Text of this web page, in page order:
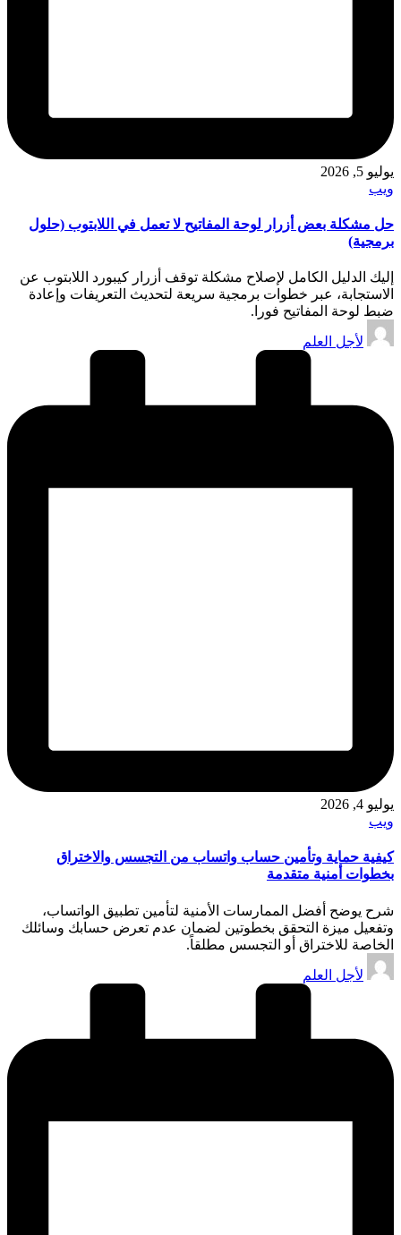
يوليو 5, 2026
نُشر
ويب
حل مشكلة بعض أزرار لوحة المفاتيح لا تعمل في اللابتوب (حلول
برمجية)
إليك الدليل الكامل لإصلاح مشكلة توقف أزرار كيبورد اللابتوب عن
الاستجابة، عبر خطوات برمجية سريعة لتحديث التعريفات وإعادة
ضبط لوحة المفاتيح فورا.
تمّ
النشرلأجل العلم
يوليو 4, 2026
نُشر
ويب
كيفية حماية وتأمين حساب واتساب من التجسس والاختراق
بخطوات أمنية متقدمة
شرح يوضح أفضل الممارسات الأمنية لتأمين تطبيق الواتساب،
وتفعيل ميزة التحقق بخطوتين لضمان عدم تعرض حسابك وسائلك
الخاصة للاختراق أو التجسس مطلقاً.
تمّ
النشرلأجل العلم